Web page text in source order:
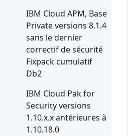
IBM Cloud APM, Base
Private versions 8.1.4
sans le dernier
correctif de sécurité
Fixpack cumulatif
Db2
IBM Cloud Pak for
Security versions
1.10.x.x antérieures à
1.10.18.0